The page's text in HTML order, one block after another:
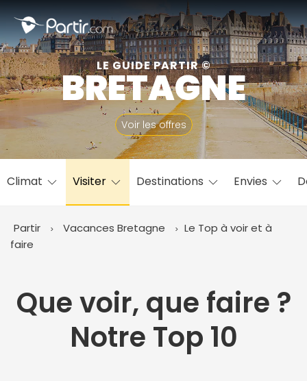
LE GUIDE PARTIR ©
BRETAGNE
Voir les offres
Climat Visiter Destinations Envies
Partir Vacances Bretagne
Le Top à voir et à
faire
Que voir, que faire ?
Notre Top 10
Fermer
📍 Destinations populaires
☀️ Où partir par mois
Février Mars
Juillet
Août Septembre
Octobre